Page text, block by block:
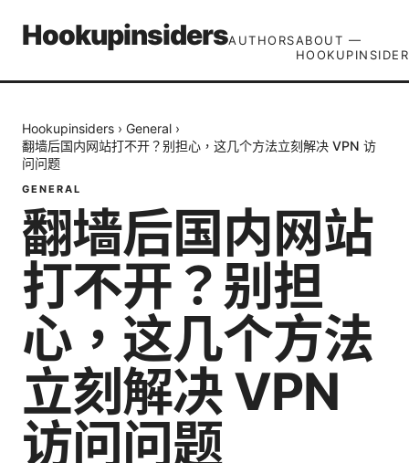
HookupinsidersAUTHORSABOUT —
Hookupinsiders › General ›
翻墙后国内网站打不开？别担心，这几个方法立刻解决 VPN 访
问问题
GENERAL
翻墙后国内网站
打不开？别担
心，这几个方法
立刻解决 VPN
访问问题